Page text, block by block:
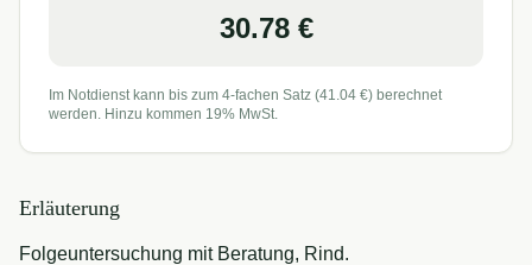
30.78€
Im Notdienst kann bis zum 4-fachen Satz (41.04 €) berechnet
werden. Hinzu kommen 19% MwSt.
Erläuterung
Folgeuntersuchung mit Beratung, Rind.